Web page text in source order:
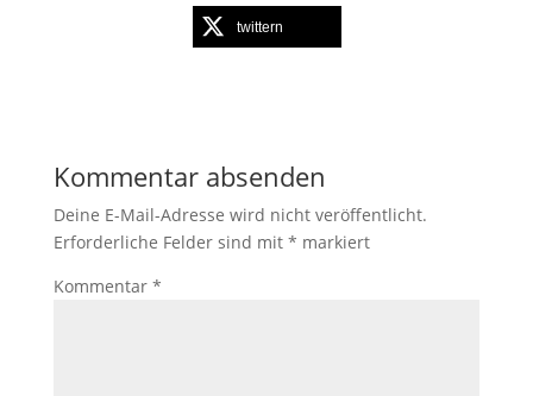
twittern
Kommentar absenden
Deine E-Mail-Adresse wird nicht veröffentlicht.
Erforderliche Felder sind mit * markiert
Kommentar *